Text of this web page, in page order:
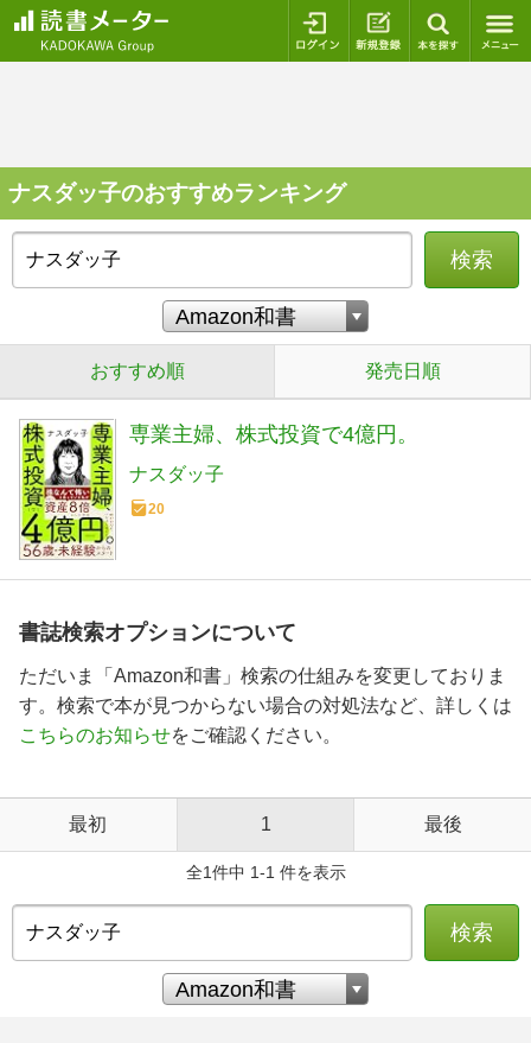
ログイン 新規登録
ナスダッ子のおすすめランキング
検索
おすすめ順 発売日順
専業主婦、株式投資で4億円。
ナスダッ子
20
書誌検索オプションについて
ただいま「Amazon和書」検索の仕組みを変更しておりま
す。検索で本が見つからない場合の対処法など、詳しくは
こちらのお知らせをご確認ください。
最初 1 最後
全1件中 1-1 件を表示
検索